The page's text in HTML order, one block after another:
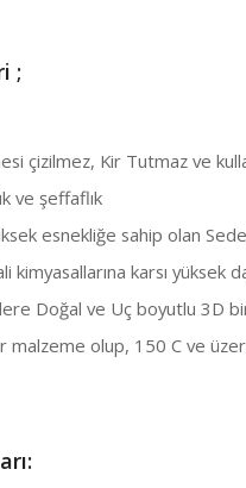
;
çizilmez, Kir Tutmaz ve
ve şeffaflık
esnekliğe sahip olan
kimyasallarına karsı yüksek
Doğal ve Uç boyutlu 3D
malzeme olup, 150 C ve